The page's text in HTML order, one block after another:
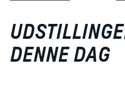
DENNE DAG